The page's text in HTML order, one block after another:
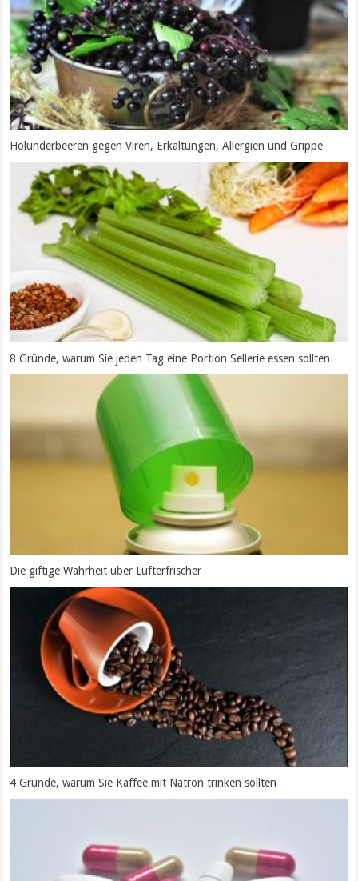
Holunderbeeren gegen Viren, Erkältungen, Allergien und Grippe
8 Gründe, warum Sie jeden Tag eine Portion Sellerie essen sollten
Die giftige Wahrheit über Lufterfrischer
4 Gründe, warum Sie Kaffee mit Natron trinken sollten